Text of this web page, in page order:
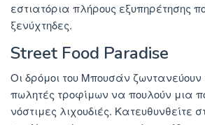
εστιατόρια πλήρους εξυπηρέτησης
ξενύχτηδες.
Street Food Paradise
Οι δρόμοι του Μπουσάν ζωντανεύουν
πωλητές τροφίμων να πουλούν μια
νόστιμες λιχουδιές. Κατευθυνθείτε